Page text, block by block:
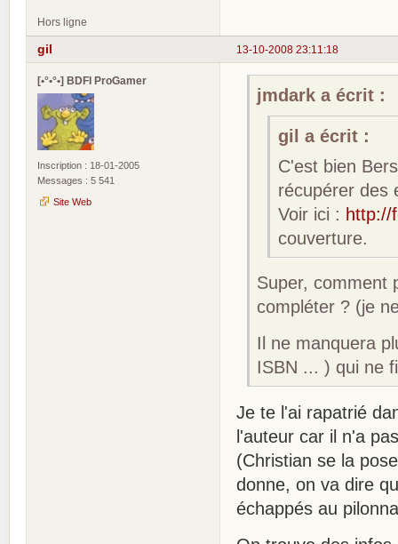
Hors ligne
13-10-2008 23:11:18
gil
[•°•°•] BDFI ProGamer
Inscription : 18-01-2005
Messages : 5 541
Site Web
jmdark a écrit :
gil a écrit :
C'est bien
récupérer des
Voir ici : http://
couverture.
Super, comment
compléter ? (je
Il ne manquera
ISBN ... ) qui ne
Je te l'ai rapatrié
l'auteur car il n'a
(Christian se la
donne, on va dire
échappés au